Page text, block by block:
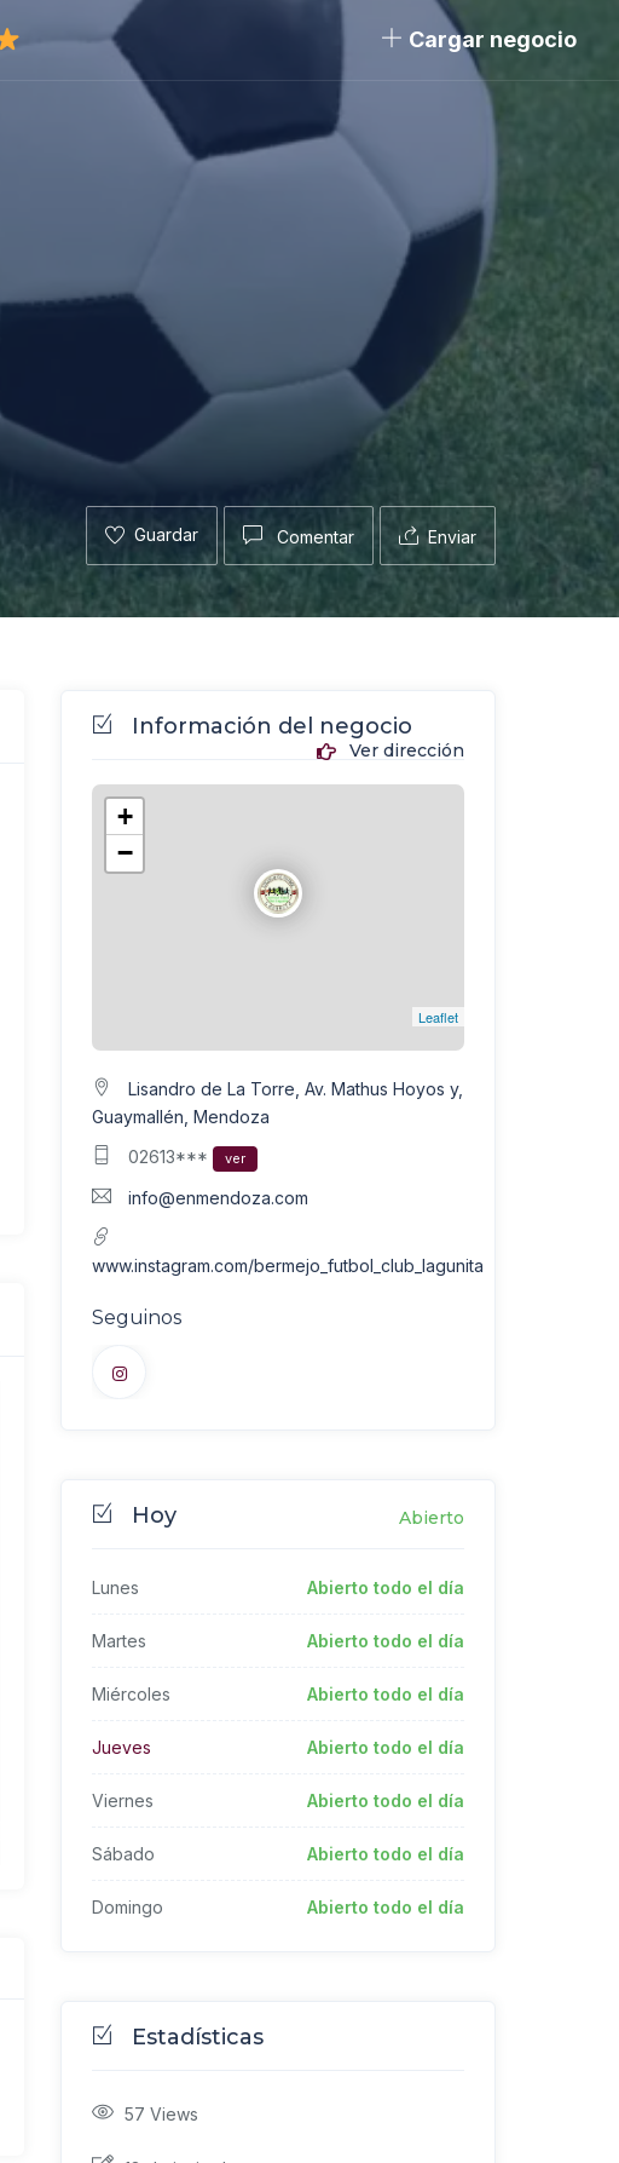
Cargar negocio
Guardar Comentar Enviar
Información del negocio
Ver dirección
+
−
Leaflet
Lisandro de La Torre, Av. Mathus Hoyos y,
Guaymallén, Mendoza
02613***
ver
info@enmendoza.com
www.instagram.com/bermejo_futbol_club_lagunita
Seguinos
Hoy Abierto
Lunes Abierto todo el día
Martes Abierto todo el día
Miércoles Abierto todo el día
Jueves Abierto todo el día
Viernes Abierto todo el día
Sábado Abierto todo el día
Domingo Abierto todo el día
Estadísticas
57 Views